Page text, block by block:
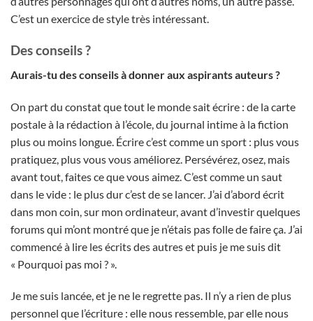
C’est un exercice de style très intéressant.
Des conseils ?
Aurais-tu des conseils à donner aux aspirants auteurs ?
On part du constat que tout le monde sait écrire : de la carte
postale à la rédaction à l’école, du journal intime à la fiction
plus ou moins longue. Écrire c’est comme un sport : plus vous
pratiquez, plus vous vous améliorez. Persévérez, osez, mais
avant tout, faites ce que vous aimez. C’est comme un saut
dans le vide : le plus dur c’est de se lancer. J’ai d’abord écrit
dans mon coin, sur mon ordinateur, avant d’investir quelques
forums qui m’ont montré que je n’étais pas folle de faire ça. J’ai
commencé à lire les écrits des autres et puis je me suis dit
« Pourquoi pas moi ? ».
Je me suis lancée, et je ne le regrette pas. Il n’y a rien de plus
personnel que l’écriture : elle nous ressemble, par elle nous